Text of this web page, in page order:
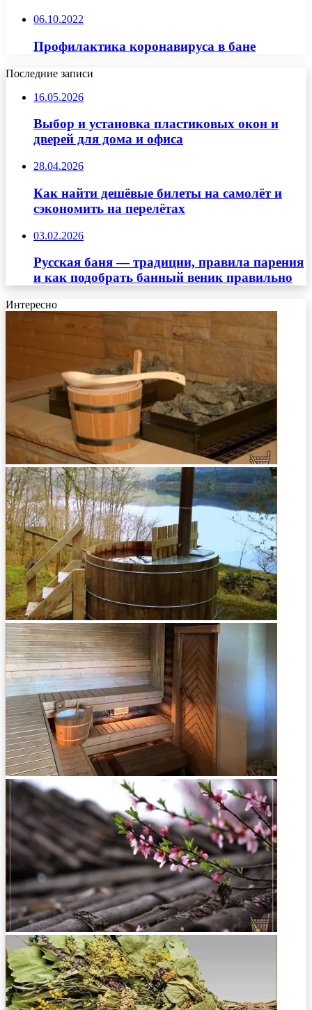
06.10.2022
Профилактика коронавируса в бане
Последние записи
16.05.2026
Выбор и установка пластиковых окон и
дверей для дома и офиса
28.04.2026
Как найти дешёвые билеты на самолёт и
сэкономить на перелётах
03.02.2026
Русская баня — традиции, правила парения
и как подобрать банный веник правильно
Интересно